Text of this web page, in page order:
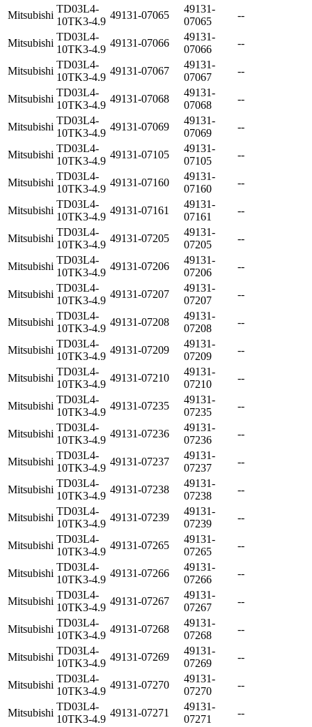
Mitsubishi
TD03L4-
10TK3-4.9
49131-07065
49131-
07065
--
Mitsubishi
TD03L4-
10TK3-4.9
49131-07066
49131-
07066
--
Mitsubishi
TD03L4-
10TK3-4.9
49131-07067
49131-
07067
--
Mitsubishi
TD03L4-
10TK3-4.9
49131-07068
49131-
07068
--
Mitsubishi
TD03L4-
10TK3-4.9
49131-07069
49131-
07069
--
Mitsubishi
TD03L4-
10TK3-4.9
49131-07105
49131-
07105
--
Mitsubishi
TD03L4-
10TK3-4.9
49131-07160
49131-
07160
--
Mitsubishi
TD03L4-
10TK3-4.9
49131-07161
49131-
07161
--
Mitsubishi
TD03L4-
10TK3-4.9
49131-07205
49131-
07205
--
Mitsubishi
TD03L4-
10TK3-4.9
49131-07206
49131-
07206
--
Mitsubishi
TD03L4-
10TK3-4.9
49131-07207
49131-
07207
--
Mitsubishi
TD03L4-
10TK3-4.9
49131-07208
49131-
07208
--
Mitsubishi
TD03L4-
10TK3-4.9
49131-07209
49131-
07209
--
Mitsubishi
TD03L4-
10TK3-4.9
49131-07210
49131-
07210
--
Mitsubishi
TD03L4-
10TK3-4.9
49131-07235
49131-
07235
--
Mitsubishi
TD03L4-
10TK3-4.9
49131-07236
49131-
07236
--
Mitsubishi
TD03L4-
10TK3-4.9
49131-07237
49131-
07237
--
Mitsubishi
TD03L4-
10TK3-4.9
49131-07238
49131-
07238
--
Mitsubishi
TD03L4-
10TK3-4.9
49131-07239
49131-
07239
--
Mitsubishi
TD03L4-
10TK3-4.9
49131-07265
49131-
07265
--
Mitsubishi
TD03L4-
10TK3-4.9
49131-07266
49131-
07266
--
Mitsubishi
TD03L4-
10TK3-4.9
49131-07267
49131-
07267
--
Mitsubishi
TD03L4-
10TK3-4.9
49131-07268
49131-
07268
--
Mitsubishi
TD03L4-
10TK3-4.9
49131-07269
49131-
07269
--
Mitsubishi
TD03L4-
10TK3-4.9
49131-07270
49131-
07270
--
Mitsubishi
TD03L4-
10TK3-4.9
49131-07271
49131-
07271
--